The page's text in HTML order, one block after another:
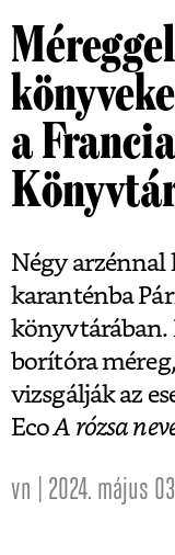
a
Négy arzénnal
karanténba
könyvtárában.
borítóra
vizsgálják az
EcoA rózsa
vn | 2024. május